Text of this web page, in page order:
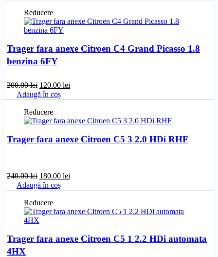
Reducere
Trager fara anexe Citroen C4 Grand Picasso 1.8
benzina 6FY
200.00lei Prețul
inițial
a
fost:
200.00 lei.
120.00 lei
este:
Adaugă în coș
Reducere
Trager fara anexe Citroen C5 3 2.0 HDi RHF
240.00lei Prețul
inițial
a
fost:
240.00 lei.
180.00 lei
este:
Adaugă în coș
Reducere
Trager fara anexe Citroen C5 1 2.2 HDi automata
4HX